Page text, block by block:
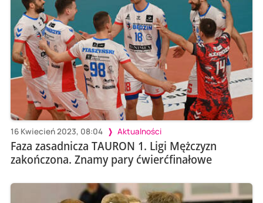
16 Kwiecień 2023, 08:04 Aktualności
Faza zasadnicza TAURON 1. Ligi Mężczyzn
zakończona. Znamy pary ćwierćfinałowe